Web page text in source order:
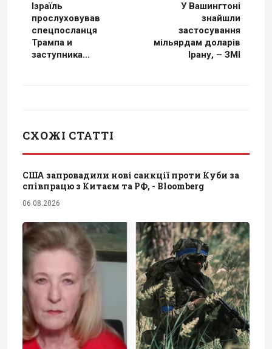
Ізраїль
прослуховував
спецпосланця
Трампа и
заступника...
У Вашингтоні
знайшли
застосування
мільярдам доларів
Ірану, – ЗМІ
СХОЖІ СТАТТІ
США запровадили нові санкції проти Куби за
співпрацю з Китаєм та РФ, - Bloomberg
06.08.2026